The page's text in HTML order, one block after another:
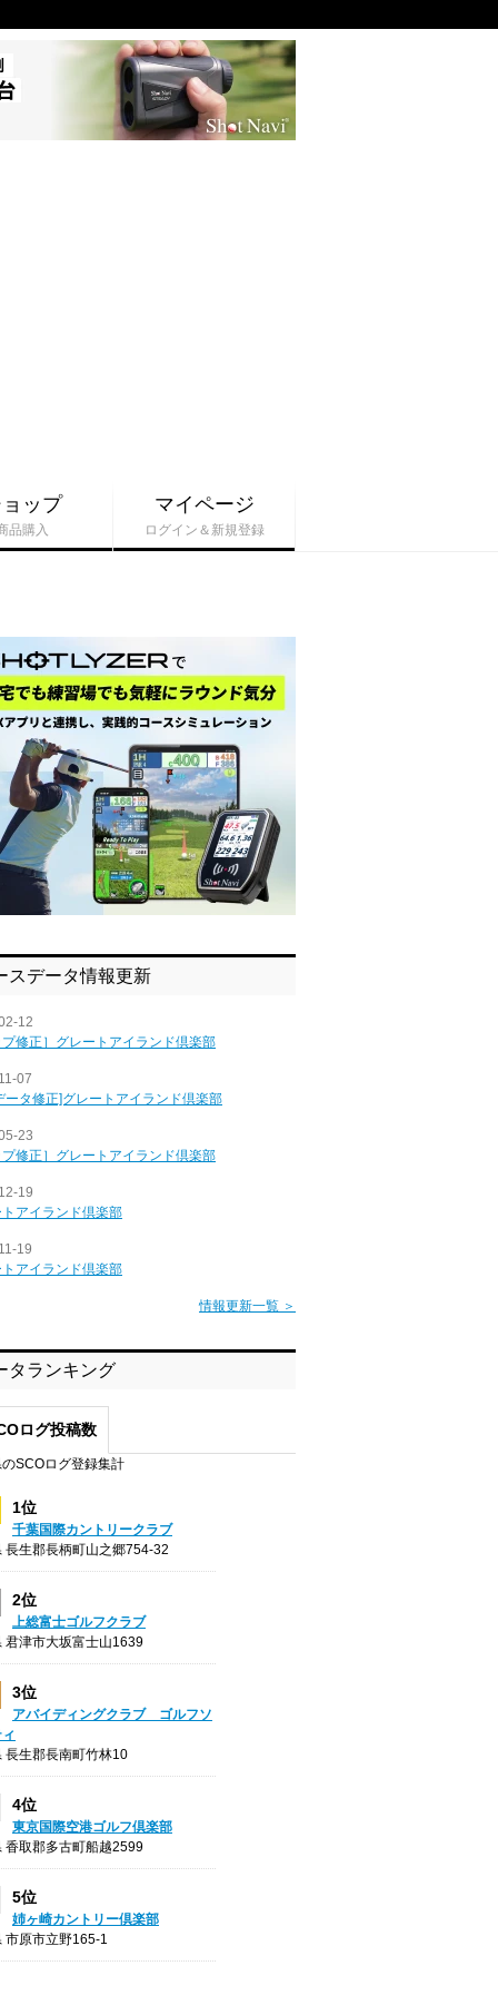
ョップ
品購入
マイページ
ログイン＆新規登録
スデータ情報更新
12
プ修正］グレートアイランド倶楽部
07
ータ修正]グレートアイランド倶楽部
23
プ修正］グレートアイランド倶楽部
19
トアイランド倶楽部
19
トアイランド倶楽部
情報更新一覧 ＞
タランキング
ログ投稿数
SCOログ登録集計
1位
千葉国際カントリークラブ
長生郡長柄町山之郷754-32
2位
上総富士ゴルフクラブ
君津市大坂富士山1639
3位
アバイディングクラブ ゴルフソ
長生郡長南町竹林10
4位
東京国際空港ゴルフ倶楽部
香取郡多古町船越2599
5位
姉ヶ崎カントリー倶楽部
市原市立野165-1